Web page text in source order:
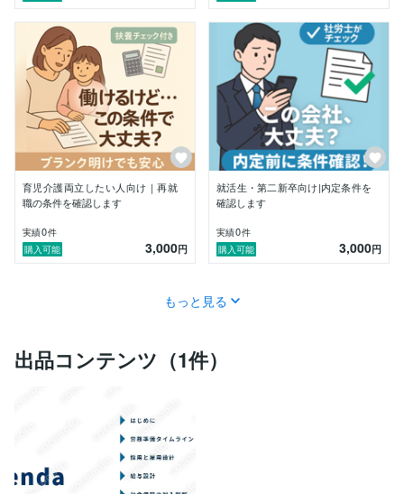
・社会保険労務士
・通関士
・ファイナンシャルプランナー（FP2級）
・ITパスポート
・RPA作成（Blue Prism Developer）
■注意事項
・本サービスは、一般的な労務相談・キャリア相談への
回答を目的としています。
・個別具体的な法的判断や手続きの代理は行いません。
最終的な判断はご自身でお願いいたします。
【働くすべての人が安心できる環境をつくるために！】
法人・個人を問わず、お気軽にご相談ください。
育児介護両立したい人向け｜再就
職の条件を確認します
実績0件
購入可能
3,000円
就活生・第二新卒向け|内定条件を
確認します
実績0件
購入可能
3,000円
もっと見る
出品コンテンツ（1件）